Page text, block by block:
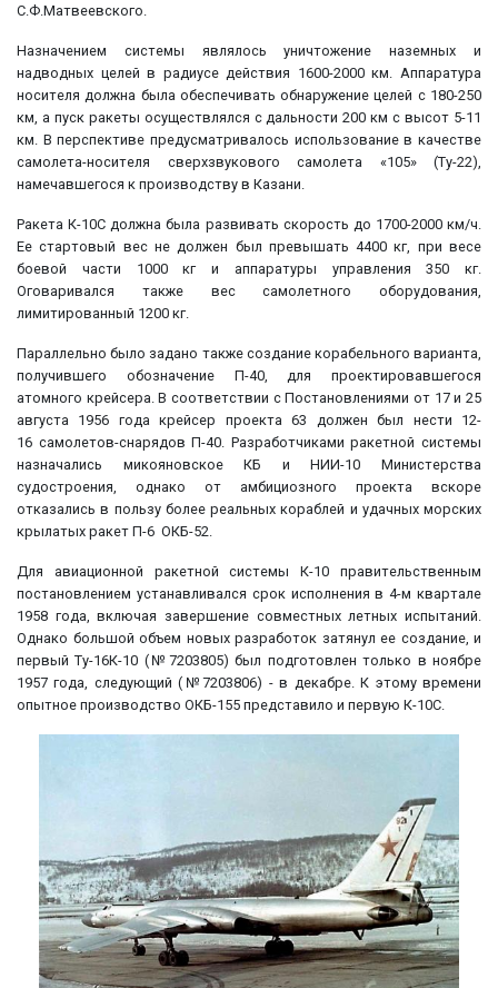
С.Ф.Матвеевского.
Назначением системы являлось уничтожение наземных и
надводных целей в радиусе действия 1600-2000 км. Аппаратура
носителя должна была обеспечивать обнаружение целей с 180-250
км, а пуск ракеты осуществлялся с дальности 200 км с высот 5-11
км. В перспективе предусматривалось использование в качестве
самолета-носителя сверхзвукового самолета «105» (Ту-22),
намечавшегося к производству в Казани.
Ракета К-10С должна была развивать скорость до 1700-2000 км/ч.
Ее стартовый вес не должен был превышать 4400 кг, при весе
боевой части 1000 кг и аппаратуры управления 350 кг.
Оговаривался также вес самолетного оборудования,
лимитированный 1200 кг.
Параллельно было задано также создание корабельного варианта,
получившего обозначение П-40, для проектировавшегося
атомного крейсера. В соответствии с Постановлениями от 17 и 25
августа 1956 года крейсер проекта 63 должен был нести 12-
16 самолетов-снарядов П-40. Разработчиками ракетной системы
назначались микояновское КБ и НИИ-10 Министерства
судостроения, однако от амбициозного проекта вскоре
отказались в пользу более реальных кораблей и удачных морских
крылатых ракет П-6 ОКБ-52.
Для авиационной ракетной системы К-10 правительственным
постановлением устанавливался срок исполнения в 4-м квартале
1958 года, включая завершение совместных летных испытаний.
Однако большой объем новых разработок затянул ее создание, и
первый Ту-16К-10 (№7203805) был подготовлен только в ноябре
1957 года, следующий (№7203806) - в декабре. К этому времени
опытное производство ОКБ-155 представило и первую К-10С.